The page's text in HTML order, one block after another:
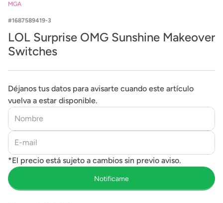
MGA
1687589419-3
LOL Surprise OMG Sunshine Makeover
Switches
Déjanos tus datos para avisarte cuando este artículo
vuelva a estar disponible.